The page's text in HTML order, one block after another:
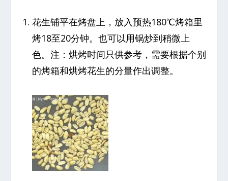
花生铺平在烤盘上，放入预热180℃烤箱里
烤18至20分钟。也可以用锅炒到稍微上
色。注：烘烤时间只供参考，需要根据个别
的烤箱和烘烤花生的分量作出调整。